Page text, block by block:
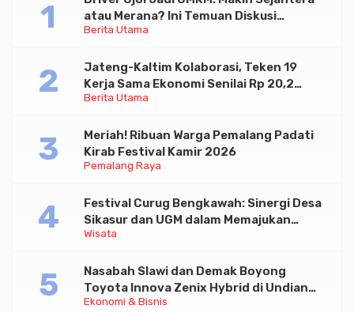
Berita Utama
atau Merana? Ini Temuan Diskusi
Paramadina
Berita Utama
Jateng-Kaltim Kolaborasi, Teken 19
Kerja Sama Ekonomi Senilai Rp 20,2
Triliun
Pemalang Raya
Meriah! Ribuan Warga Pemalang Padati
Kirab Festival Kamir 2026
Wisata
Festival Curug Bengkawah: Sinergi Desa
Sikasur dan UGM dalam Memajukan
Wisata serta UMKM Lokal
Ekonomi & Bisnis
Nasabah Slawi dan Demak Boyong
Toyota Innova Zenix Hybrid di Undian
Tabungan Bima Bank Jateng